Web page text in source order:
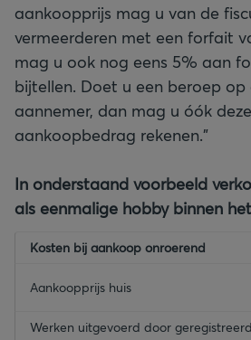
aankoopprijs mag u van de
vermeerderen met een forfait
mag u ook nog eens 5% aan
bijtellen. Doet u een beroep
aannemer, dan mag u óók
aankoopbedrag rekenen.”
In onderstaand voorbeeld
als eenmalige hobby binnen
empty-header empty-header
Kosten bij aankoop onroerend
Aankoopprijs huis
Werken uitgevoerd door